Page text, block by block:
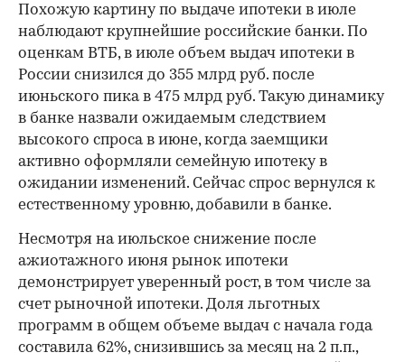
Похожую картину по выдаче ипотеки в июле
наблюдают крупнейшие российские банки. По
оценкам ВТБ, в июле объем выдач ипотеки в
России снизился до 355 млрд руб. после
июньского пика в 475 млрд руб. Такую динамику
в банке назвали ожидаемым следствием
высокого спроса в июне, когда заемщики
активно оформляли семейную ипотеку в
ожидании изменений. Сейчас спрос вернулся к
естественному уровню, добавили в банке.
Несмотря на июльское снижение после
ажиотажного июня рынок ипотеки
демонстрирует уверенный рост, в том числе за
счет рыночной ипотеки. Доля льготных
программ в общем объеме выдач с начала года
составила 62%, снизившись за месяц на 2 п.п.,